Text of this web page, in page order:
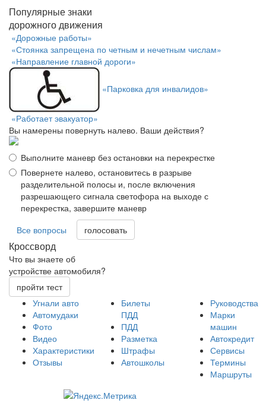
Популярные знаки
дорожного движения
«Дорожные работы»
«Стоянка запрещена по четным и нечетным числам»
«Направление главной дороги»
«Парковка для инвалидов»
«Работает эвакуатор»
Вы намерены повернуть налево. Ваши действия?
Выполните маневр без остановки на перекрестке
Повернете налево, остановитесь в разрыве
разделительной полосы и, после включения
разрешающего сигнала светофора на выходе с
перекрестка, завершите маневр
Все вопросы
Кроссворд
Что вы знаете об
устройстве автомобиля?
пройти тест
Угнали авто
Автомудаки
Фото
Видео
Характеристики
Отзывы
Билеты
ПДД
ПДД
Разметка
Штрафы
Автошколы
Руководства
Марки
машин
Автокредит
Сервисы
Термины
Маршруты